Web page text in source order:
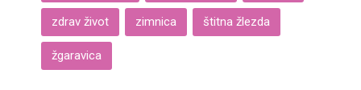
zdrav život zimnica štitna žlezda
žgaravica